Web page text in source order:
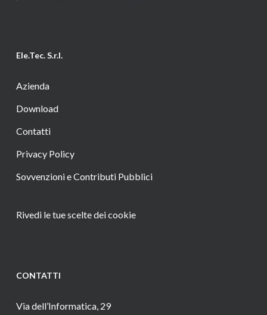
Ele.Tec. S.r.l.
Azienda
Download
Contatti
Privacy Policy
Sovvenzioni e Contributi Pubblici
Rivedi le tue scelte dei cookie
CONTATTI
Via dell’Informatica, 29